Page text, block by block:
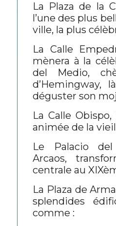
La Plaza de la
l’une des plus
ville, la plus
La Calle
mènera à la
del Medio,
d’Hemingway,
déguster son
La Calle
animée de la
Le Palacio
Arcaos,
centrale au
La Plaza de
splendides
comme :